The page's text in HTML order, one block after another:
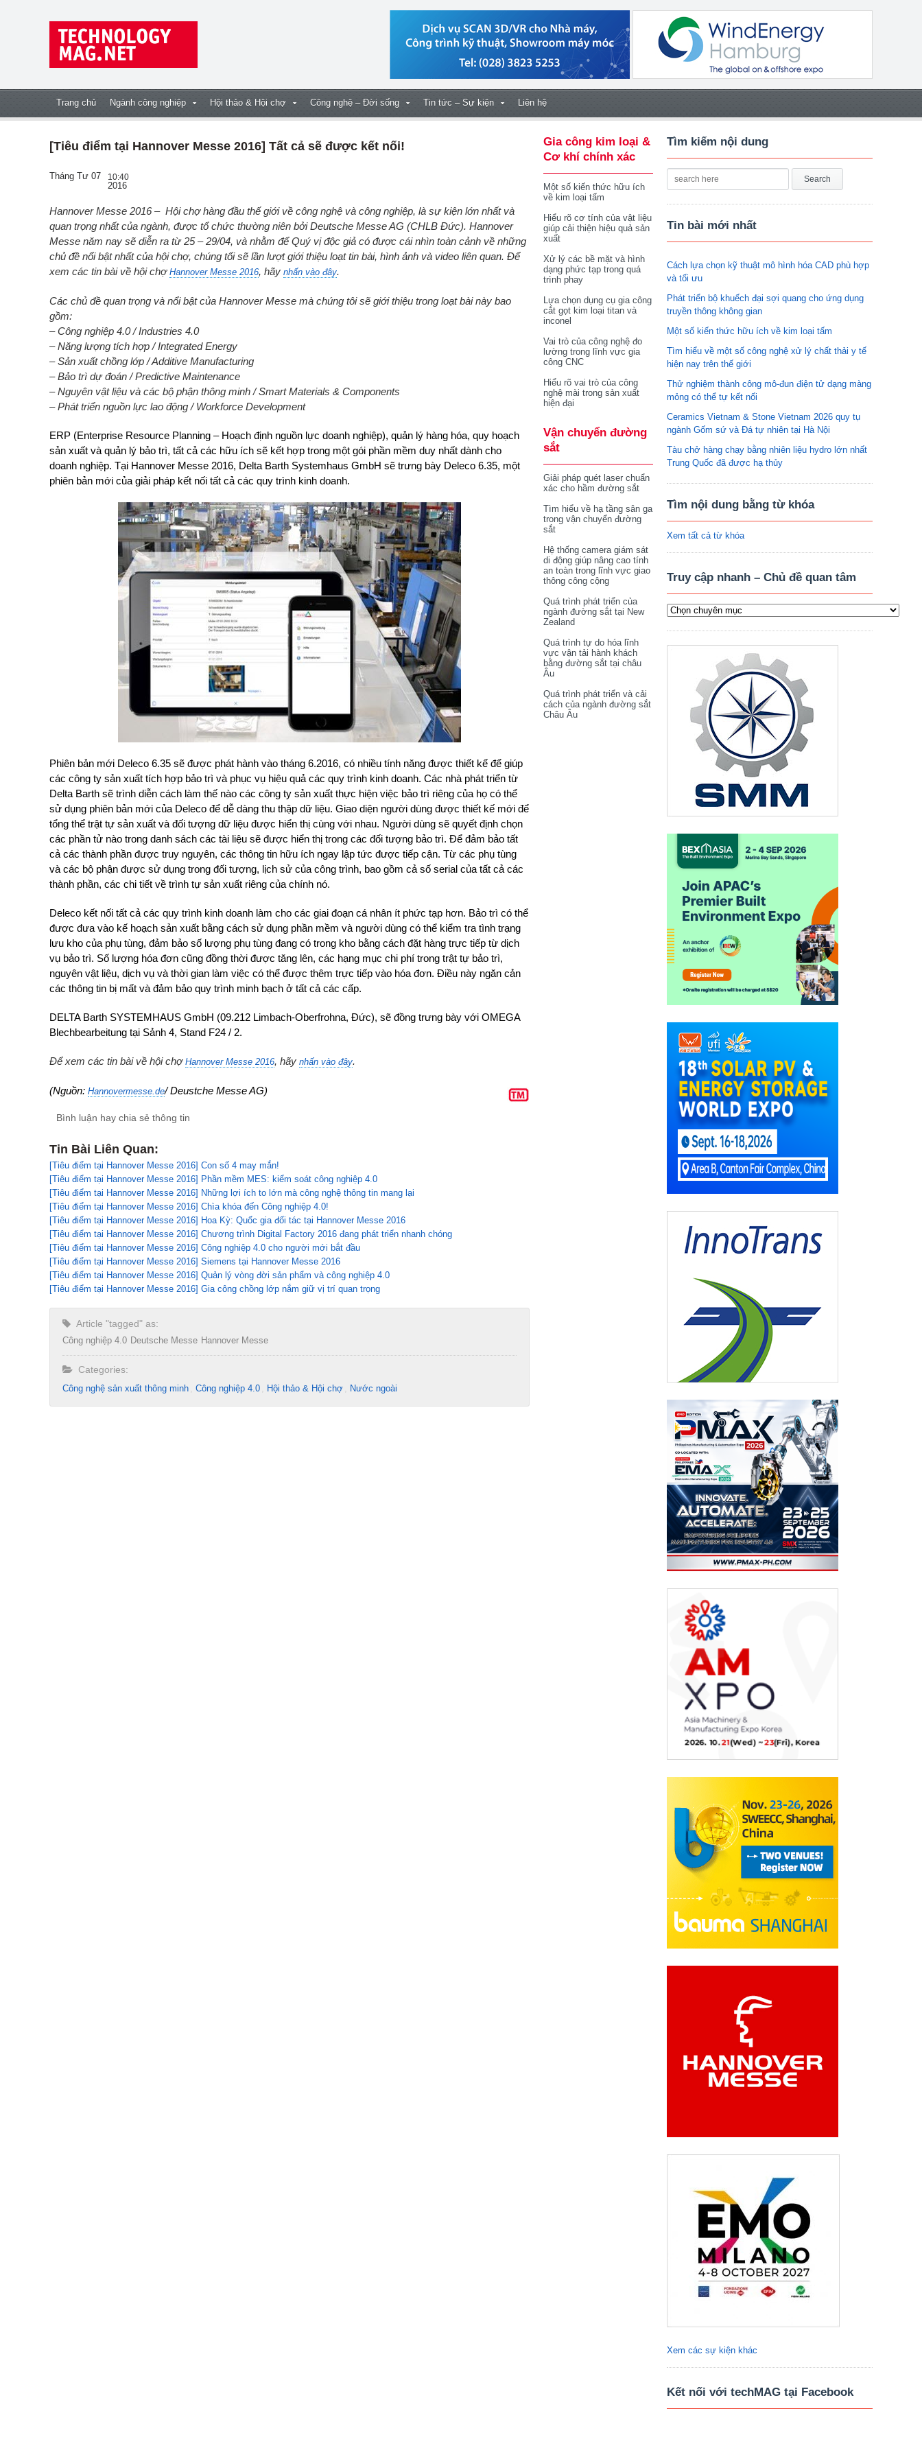
Trang chủ Ngành công nghiệp Hội thảo & Hội chợ Công nghệ – Đời sống Tin tức – Sự kiện Liên hệ
[Tiêu điểm tại Hannover Messe 2016] Tất cả sẽ được kết nối!
Tháng Tư 07 10:40
2016
Hannover Messe 2016 – Hội chợ hàng đầu thế giới về công nghệ và công nghiệp, là sự kiện lớn nhất và
quan trọng nhất của ngành, được tổ chức thường niên bởi Deutsche Messe AG (CHLB Đức). Hannover
Messe năm nay sẽ diễn ra từ 25 – 29/04, và nhằm để Quý vị độc giả có được cái nhìn toàn cảnh về những
chủ đề nổi bật nhất của hội chợ, chúng tối sẽ lần lượt giới thiệu loạt tin bài, hình ảnh và video liên quan. Để
xem các tin bài về hội chợ Hannover Messe 2016, hãy nhấn vào đây.
Các chủ đề quan trọng và nổi bật của Hannover Messe mà chúng tôi sẽ giới thiệu trong loạt bài này bao
gồm:
– Công nghiệp 4.0 / Industries 4.0
– Năng lượng tích hợp / Integrated Energy
– Sản xuất chồng lớp / Additive Manufacturing
– Bảo trì dự đoán / Predictive Maintenance
– Nguyên vật liệu và các bộ phận thông minh / Smart Materials & Components
– Phát triển nguồn lực lao động / Workforce ‎Development
ERP (Enterprise Resource Planning – Hoạch định nguồn lực doanh nghiệp), quản lý hàng hóa, quy hoạch
sản xuất và quản lý bảo trì, tất cả các hữu ích sẽ kết hợp trong một gói phần mềm duy nhất dành cho
doanh nghiệp. Tại Hannover Messe 2016, Delta Barth Systemhaus GmbH sẽ trưng bày Deleco 6.35, một
phiên bản mới của giải pháp kết nối tất cả các quy trình kinh doanh.
Phiên bản mới Deleco 6.35 sẽ được phát hành vào tháng 6.2016, có nhiều tính năng được thiết kế để giúp
các công ty sản xuất tích hợp bảo trì và phục vụ hiệu quả các quy trình kinh doanh. Các nhà phát triển từ
Delta Barth sẽ trình diễn cách làm thế nào các công ty sản xuất thực hiện việc bảo trì riêng của họ có thể
sử dụng phiên bản mới của Deleco để dễ dàng thu thập dữ liệu. Giao diện người dùng được thiết kế mới để
tổng thể trật tự sản xuất và đối tượng dữ liệu được hiển thị cùng với nhau. Người dùng sẽ quyết định chọn
các phần tử nào trong danh sách các tài liệu sẽ được hiển thị trong các đối tượng bảo trì. Để đảm bảo tất
cả các thành phần được truy nguyên, các thông tin hữu ích ngay lập tức được tiếp cận. Từ các phụ tùng
và các bộ phận được sử dụng trong đối tượng, lịch sử của công trình, bao gồm cả số serial của tất cả các
thành phần, các chi tiết về trình tự sản xuất riêng của chính nó.
Deleco kết nối tất cả các quy trình kinh doanh làm cho các giai đoạn cá nhân ít phức tạp hơn. Bảo trì có thể
được đưa vào kế hoạch sản xuất bằng cách sử dụng phần mềm và người dùng có thể kiểm tra tình trạng
lưu kho của phụ tùng, đảm bảo số lượng phụ tùng đang có trong kho bằng cách đặt hàng trực tiếp từ dịch
vụ bảo trì. Số lượng hóa đơn cũng đồng thời được tăng lên, các hạng mục chi phí trong trật tự bảo trì,
nguyên vật liệu, dịch vụ và thời gian làm việc có thể được thêm trực tiếp vào hóa đơn. Điều này ngăn cản
các thông tin bị mất và đảm bảo quy trình minh bạch ở tất cả các cấp.
DELTA Barth SYSTEMHAUS GmbH (09.212 Limbach-Oberfrohna, Đức), sẽ đồng trưng bày với OMEGA
Blechbearbeitung tại Sảnh 4, Stand F24 / 2.
Để xem các tin bài về hội chợ Hannover Messe 2016, hãy nhấn vào đây.
(Nguồn: Hannovermesse.de/ Deustche Messe AG)
Bình luận hay chia sẻ thông tin
Tin Bài Liên Quan:
[Tiêu điểm tại Hannover Messe 2016] Con số 4 may mắn!
[Tiêu điểm tại Hannover Messe 2016] Phần mềm MES: kiểm soát công nghiệp 4.0
[Tiêu điểm tại Hannover Messe 2016] Những lợi ích to lớn mà công nghệ thông tin mang lại
[Tiêu điểm tại Hannover Messe 2016] Chìa khóa đến Công nghiệp 4.0!
[Tiêu điểm tại Hannover Messe 2016] Hoa Kỳ: Quốc gia đối tác tại Hannover Messe 2016
[Tiêu điểm tại Hannover Messe 2016] Chương trình Digital Factory 2016 đang phát triển nhanh chóng
[Tiêu điểm tại Hannover Messe 2016] Công nghiệp 4.0 cho người mới bắt đầu
[Tiêu điểm tại Hannover Messe 2016] Siemens tại Hannover Messe 2016
[Tiêu điểm tại Hannover Messe 2016] Quản lý vòng đời sản phẩm và công nghiệp 4.0
[Tiêu điểm tại Hannover Messe 2016] Gia công chồng lớp nắm giữ vị trí quan trọng
Article "tagged" as:
Công nghiệp 4.0 Deutsche Messe Hannover Messe
Categories:
Công nghệ sản xuất thông minh Công nghiệp 4.0 Hội thảo & Hội chợ Nước ngoài
Gia công kim loại &
Cơ khí chính xác
Một số kiến thức hữu ích
về kim loại tấm
Hiểu rõ cơ tính của vật liệu
giúp cải thiện hiệu quả sản
xuất
Xử lý các bề mặt và hình
dạng phức tạp trong quá
trình phay
Lựa chọn dụng cụ gia công
cắt gọt kim loại titan và
inconel
Vai trò của công nghệ đo
lường trong lĩnh vực gia
công CNC
Hiểu rõ vai trò của công
nghệ mài trong sản xuất
hiện đại
Vận chuyển đường
sắt
Giải pháp quét laser chuẩn
xác cho hầm đường sắt
Tìm hiểu về hạ tầng sân ga
trong vận chuyển đường
sắt
Hệ thống camera giám sát
di động giúp nâng cao tính
an toàn trong lĩnh vực giao
thông công cộng
Quá trình phát triển của
ngành đường sắt tại New
Zealand
Quá trình tự do hóa lĩnh
vực vận tải hành khách
bằng đường sắt tại châu
Âu
Quá trình phát triển và cải
cách của ngành đường sắt
Châu Âu
Tìm kiếm nội dung
Tin bài mới nhất
Cách lựa chọn kỹ thuật mô hình hóa CAD phù hợp
và tối ưu
Phát triển bộ khuếch đại sợi quang cho ứng dụng
truyền thông không gian
Một số kiến thức hữu ích về kim loại tấm
Tìm hiểu về một số công nghệ xử lý chất thải y tế
hiện nay trên thế giới
Thử nghiệm thành công mô-đun điện tử dạng màng
mỏng có thể tự kết nối
Ceramics Vietnam & Stone Vietnam 2026 quy tụ
ngành Gốm sứ và Đá tự nhiên tại Hà Nội
Tàu chở hàng chạy bằng nhiên liệu hydro lớn nhất
Trung Quốc đã được hạ thủy
Tìm nội dung bằng từ khóa
Xem tất cả từ khóa
Truy cập nhanh – Chủ đề quan tâm
Xem các sự kiện khác
Kết nối với techMAG tại Facebook